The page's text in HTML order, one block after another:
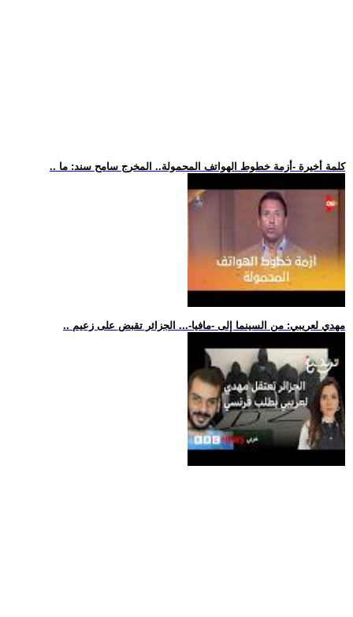
.. كلمة أخيرة -أزمة خطوط الهواتف المحمولة.. المخرج سامح سند: ما
.. مهدي لعريبي: من السينما إلى -مافيا-... الجزائر تقبض على زعيم